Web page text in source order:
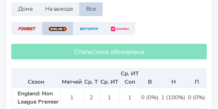
Дома На выезде Все
Статистика обновлена
Сезон Матчей Ср. Т Ср. ИТ
Ср. ИТ
Соп
В Н
П
England: Non
League Premier
1 2 1 1 0 (0%) 1 (100%) 0 (0%)